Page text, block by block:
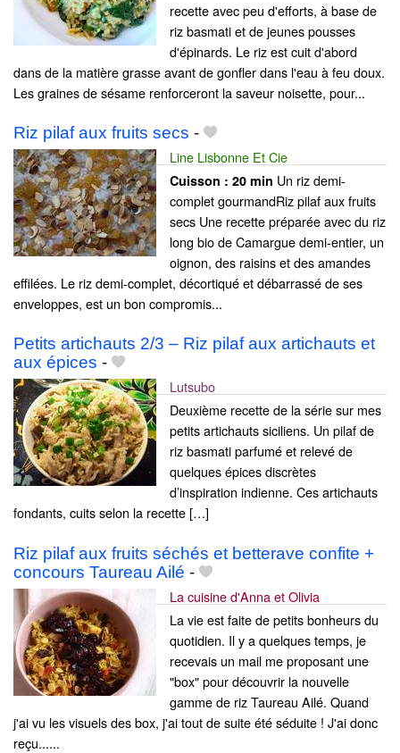
recette avec peu d'efforts, à base de
riz basmati et de jeunes pousses
d'épinards. Le riz est cuit d'abord
dans de la matière grasse avant de gonfler dans l'eau à feu doux.
Les graines de sésame renforceront la saveur noisette, pour...
Riz pilaf aux fruits secs -
Line Lisbonne Et Cie
Cuisson : 20 min Un riz demi-
complet gourmandRiz pilaf aux fruits
secs Une recette préparée avec du riz
long bio de Camargue demi-entier, un
oignon, des raisins et des amandes
effilées. Le riz demi-complet, décortiqué et débarrassé de ses
enveloppes, est un bon compromis...
Petits artichauts 2/3 – Riz pilaf aux artichauts et
aux épices -
Lutsubo
Deuxième recette de la série sur mes
petits artichauts siciliens. Un pilaf de
riz basmati parfumé et relevé de
quelques épices discrètes
d’inspiration indienne. Ces artichauts
fondants, cuits selon la recette […]
Riz pilaf aux fruits séchés et betterave confite +
concours Taureau Ailé -
La cuisine d'Anna et Olivia
La vie est faite de petits bonheurs du
quotidien. Il y a quelques temps, je
recevais un mail me proposant une
"box" pour découvrir la nouvelle
gamme de riz Taureau Ailé. Quand
j'ai vu les visuels des box, j'ai tout de suite été séduite ! J'ai donc
reçu......